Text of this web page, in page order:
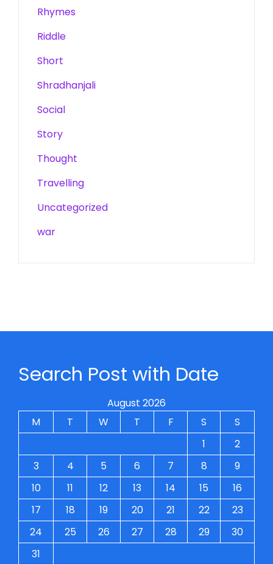
Rhymes
Riddle
Short
Shradhanjali
Social
Story
Thought
Travelling
Uncategorized
war
Search Post with Date
August 2026
M
T W T F S
S
1
2
3
4 5 6 7 8
9
10
11 12 13 14 15
16
17
18 19 20 21 22
23
24
25 26 27 28 29
30
31